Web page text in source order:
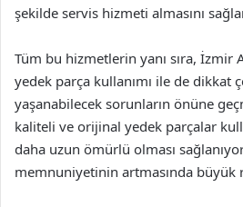
şekilde servis hizmeti almasını
Tüm bu hizmetlerin yanı sıra, İzmir
yedek parça kullanımı ile de dikkat
yaşanabilecek sorunların önüne
kaliteli ve orijinal yedek parçalar
daha uzun ömürlü olması
memnuniyetinin artmasında büyük